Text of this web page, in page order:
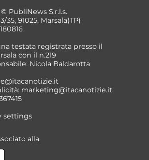
PubliNews S.r.l.s.
35, 91025, Marsala(TP)
testata registrata presso il
con il n.219
Nicola Baldarotta
marketing@itacanotizie.it
settings
alla